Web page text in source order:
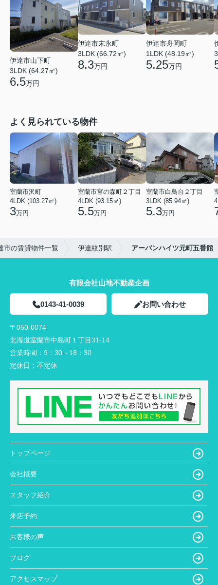
伊達市山下町
3LDK (64.27㎡)
6.5万円
伊達市末永町
3LDK (66.72㎡)
8.3万円
伊達市舟岡町
1LDK (48.19㎡)
5.25万円
よく見られている物件
室蘭市沢町
4LDK (103.27㎡)
3万円
室蘭市宮の森町２丁目
4LDK (93.15㎡)
5.5万円
室蘭市白鳥台２丁目
3LDK (85.94㎡)
5.3万円
市の賃貸物件一覧 伊達紋別駅 アーバンハイツ元町五番館
有限会社山地不動産企画
0143-41-0039 お問い合わせ
〒050-0074
北海道室蘭市中島町１丁目31-14
営業時間： 9：30～18：30
定休日： 不定休
トップページ
会社概要
スタッフ紹介
来店予約
お客様の声
ブログ
アクセスマップ